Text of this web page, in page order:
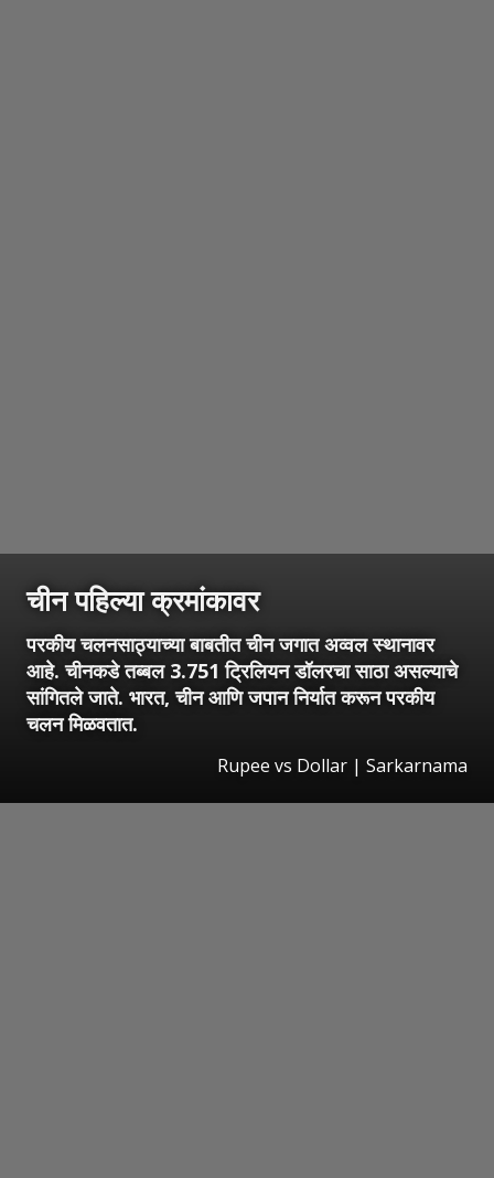
चीन पहिल्या क्रमांकावर
परकीय चलनसाठ्याच्या बाबतीत चीन जगात अव्वल स्थानावर
आहे. चीनकडे तब्बल 3.751 ट्रिलियन डॉलरचा साठा असल्याचे
सांगितले जाते. भारत, चीन आणि जपान निर्यात करून परकीय
चलन मिळवतात.
Rupee vs Dollar | Sarkarnama